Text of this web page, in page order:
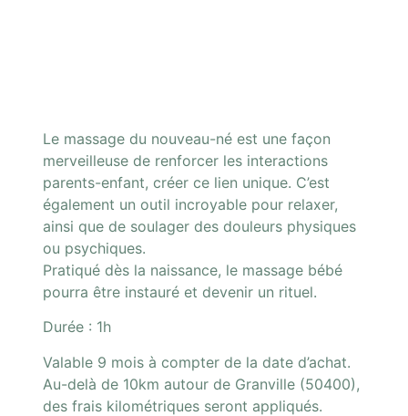
Le massage du nouveau-né est une façon
merveilleuse de renforcer les interactions
parents-enfant, créer ce lien unique. C’est
également un outil incroyable pour relaxer,
ainsi que de soulager des douleurs physiques
ou psychiques.
Pratiqué dès la naissance, le massage bébé
pourra être instauré et devenir un rituel.
Durée : 1h
Valable 9 mois à compter de la date d’achat.
Au-delà de 10km autour de Granville (50400),
des frais kilométriques seront appliqués.